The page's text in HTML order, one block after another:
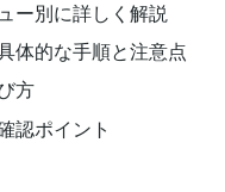
ー別に詳しく解説
体的な手順と注意点
方
認ポイント